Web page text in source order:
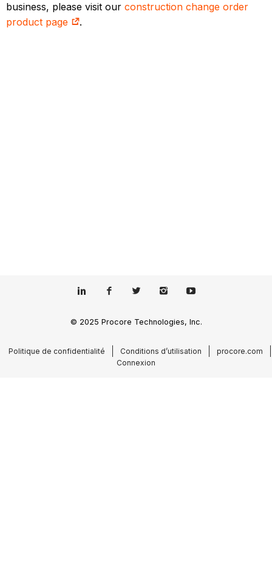
business, please visit ourconstruction change order
product page
.
© 2025 Procore Technologies, Inc.
Politique de confidentialité Conditions d’utilisation
procore.com
Connexion